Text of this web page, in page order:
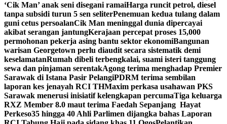
‘Cik Man’ anak seni disegani ramaiHarga runcit petrol, diesel
tanpa subsidi turun 5 sen seliterPenemuan kedua tulang dalam
guni cetus persoalanCik Man meninggal dunia dipercayai
akibat serangan jantungKerajaan percepat proses 15,000
permohonan pekerja asing bantu sektor ekonomiBangunan
warisan Georgetown perlu diaudit secara sistematik demi
keselamatanRumah dibeli terbengkalai, suami isteri tanggung
sewa dan pinjaman serentakAgong terima menghadap Premier
Sarawak di Istana Pasir PelangiPDRM terima sembilan
laporan kes jenayah RCI THMaxim perkasa usahawan PKS
Sarawak menerusi inisiatif kelengkapan percumaTiga keluarga
RXZ Member 8.0 maut terima Faedah Sepanjang Hayat
Perkeso35 hingga 40 Ahli Parlimen dijangka bahas Laporan